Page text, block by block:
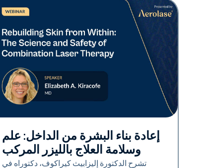
Neo + Era
إعادة بناء البشرة من الداخل: علم
وسلامة العلاج بالليزر المركب
تشرح الدكتورة إليزابيث كيراكوف، دكتوراه في